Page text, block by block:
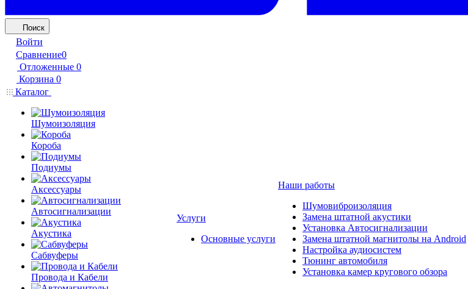
Поиск
Войти
Сравнение0
Отложенные 0
Корзина 0
Каталог
Шумоизоляция
Короба
Подиумы
Аксессуары
Автосигнализации
Акустика
Сабвуферы
Провода и Кабели
Услуги
Основные услуги
Наши работы
Шумовиброизоляция
Замена штатной акустики
Установка Автосигнализации
Замена штатной магнитолы на Android
Настройка аудиосистем
Тюнинг автомобиля
Установка камер кругового обзора